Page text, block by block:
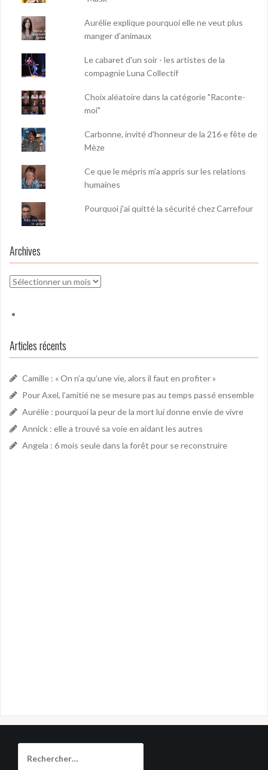
Aurélie explique pourquoi elle ne veut plus
manger d’animaux
Le cabaret d'un soir - les artistes de la
compagnie Luna Collectif
Choix aléatoire dans la catégorie "Raconte-
moi"
Carbonne, invité d'honneur de la 216 e fête de
Mèze
Ce que le mépris m’a appris sur les relations
humaines
Pourquoi j'ai quitté la sécurité chez Carrefour
Archives
Archives
Articles récents
Camille : « On n’a qu’une vie, alors il faut en profiter »
Pour Axel, l’amitié ne se mesure pas au temps passé ensemble
Aurélie : pourquoi la peur de la mort lui donne envie de vivre
Annick : elle a trouvé sa voie en aidant les autres
Angela : 6 mois seule dans la forêt pour se reconstruire